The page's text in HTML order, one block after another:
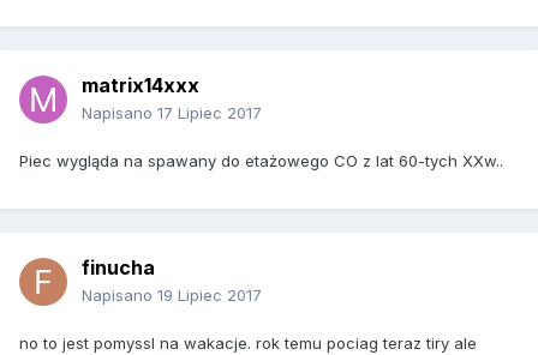
matrix14xxx
Napisano 17 Lipiec 2017
Piec wygląda na spawany do etażowego CO z lat 60-tych XXw..
finucha
Napisano 19 Lipiec 2017
no to jest pomyssl na wakacje. rok temu pociag teraz tiry ale